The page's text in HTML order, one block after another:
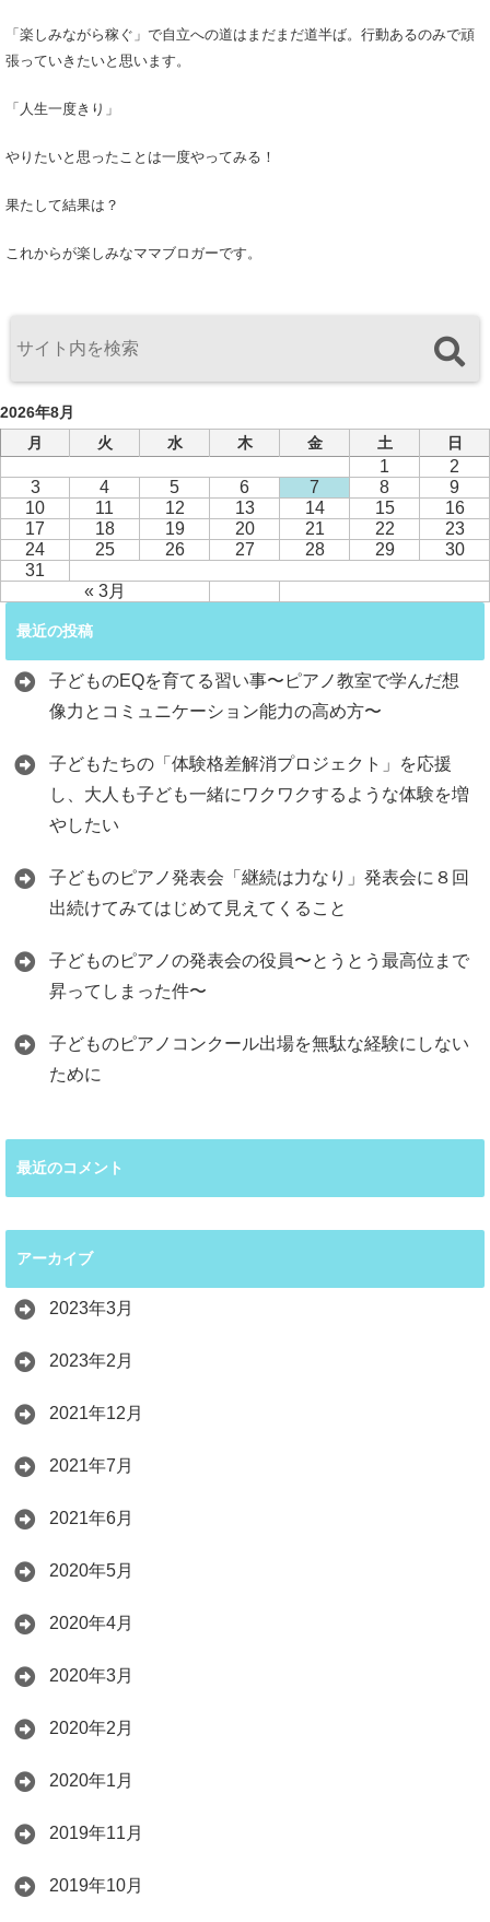
「楽しみながら稼ぐ」で自立への道はまだまだ道半ば。行動あるのみで頑
張っていきたいと思います。
「人生一度きり」
やりたいと思ったことは一度やってみる！
果たして結果は？
これからが楽しみなママブロガーです。
2026年8月
月
火 水 木 金 土 日
« 3月
1
2
3
4 5 6 7 8
9
10
11 12 13 14 15
16
17
18 19 20 21 22
23
24
25 26 27 28 29
30
31
最近の投稿
子どものEQを育てる習い事〜ピアノ教室で学んだ想
像力とコミュニケーション能力の高め方〜
子どもたちの「体験格差解消プロジェクト」を応援
し、大人も子ども一緒にワクワクするような体験を増
やしたい
子どものピアノ発表会「継続は力なり」発表会に８回
出続けてみてはじめて見えてくること
子どものピアノの発表会の役員〜とうとう最高位まで
昇ってしまった件〜
子どものピアノコンクール出場を無駄な経験にしない
ために
最近のコメント
アーカイブ
2023年3月
2023年2月
2021年12月
2021年7月
2021年6月
2020年5月
2020年4月
2020年3月
2020年2月
2020年1月
2019年11月
2019年10月